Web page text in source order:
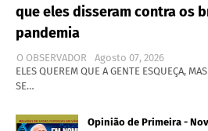
que eles disseram contra os
pandemia
O OBSERVADOR
Agosto 07, 2026
ELES QUEREM QUE A GENTE ESQUEÇA,
SE…
Opinião de Primeira -